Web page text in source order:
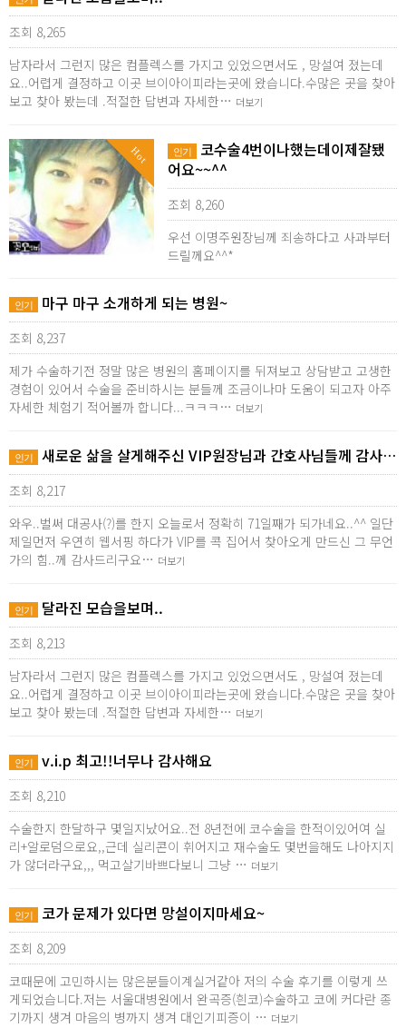
조회 8,265
남자라서 그런지 많은 컴플렉스를 가지고 있었으면서도 , 망설여 졌는데
요..어렵게 결정하고 이곳 브이아이피라는곳에 왔습니다.수많은 곳을 찾아
보고 찾아 봤는데 .적절한 답변과 자세한… 더보기
Hot 인기
코수술4번이나했는데이제잘됐
어요~~^^
조회 8,260
우선 이명주원장님께 죄송하다고 사과부터
드릴께요^^*
인기 마구 마구 소개하게 되는 병원~
조회 8,237
제가 수술하기전 정말 많은 병원의 홈페이지를 뒤져보고 상담받고 고생한
경험이 있어서 수술을 준비하시는 분들께 조금이나마 도움이 되고자 아주
자세한 체험기 적어볼까 합니다...ㅋㅋㅋ… 더보기
인기 새로운 삶을 살게해주신 VIP원장님과 간호사님들께 감사…
조회 8,217
와우..벌써 대공사(?)를 한지 오늘로서 정확히 71일째가 되가네요..^^ 일단
제일먼저 우연히 웹서핑 하다가 VIP를 콕 집어서 찾아오게 만드신 그 무언
가의 힘..께 감사드리구요… 더보기
인기 달라진 모습을보며..
조회 8,213
남자라서 그런지 많은 컴플렉스를 가지고 있었으면서도 , 망설여 졌는데
요..어렵게 결정하고 이곳 브이아이피라는곳에 왔습니다.수많은 곳을 찾아
보고 찾아 봤는데 .적절한 답변과 자세한… 더보기
인기 v.i.p 최고!!너무나 감사해요
조회 8,210
수술한지 한달하구 몇일지났어요..전 8년전에 코수술을 한적이있어여 실
리+알로덤으로요,,근데 실리콘이 휘어지고 재수술도 몇번을해도 나아지지
가 않더라구요,,, 먹고살기바쁘다보니 그냥 … 더보기
인기 코가 문제가 있다면 망설이지마세요~
조회 8,209
코때문에 고민하시는 많은분들이계실거같아 저의 수술 후기를 이렇게 쓰
게되었습니다.저는 서울대병원에서 완곡증(흰코)수술하고 코에 커다란 종
기까지 생겨 마음의 병까지 생겨 대인기피증이 … 더보기